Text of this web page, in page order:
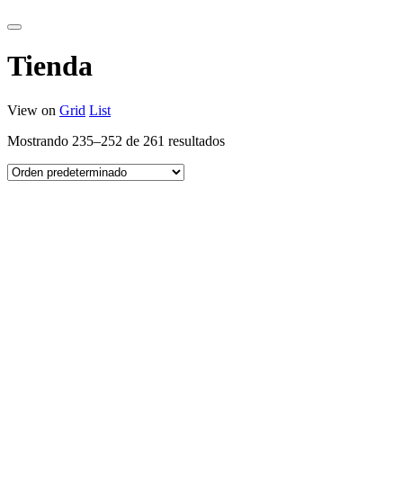
Tienda
View on Grid List
Mostrando 235–252 de 261 resultados